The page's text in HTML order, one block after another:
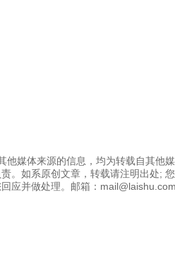
他媒体来源的信息，均为转载自其他
。如系原创文章，转载请注明出处;
应并做处理。邮箱：mail@laishu.com